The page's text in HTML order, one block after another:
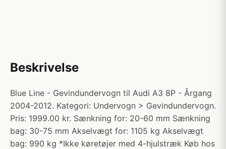
Beskrivelse
Blue Line - Gevindundervogn til Audi A3 8P - Årgang
2004-2012. Kategori: Undervogn > Gevindundervogn.
Pris: 1999.00 kr. Sænkning for: 20-60 mm Sænkning
bag: 30-75 mm Akselvægt for: 1105 kg Akselvægt
bag: 990 kg *Ikke køretøjer med 4-hjulstræk Køb hos